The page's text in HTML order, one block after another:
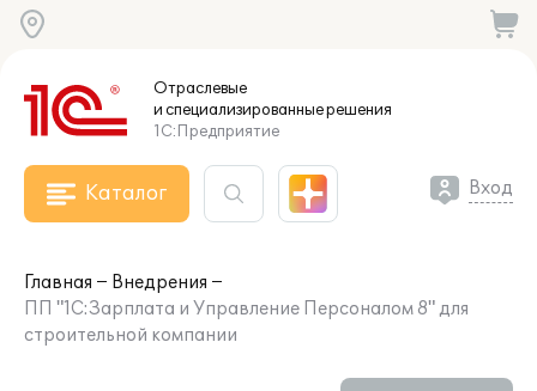
Отраслевые
и специализированныерешения
1С:Предприятие
Каталог Вход
Главная
Внедрения
ПП "1С:Зарплата и Управление Персоналом 8" для
строительной компании